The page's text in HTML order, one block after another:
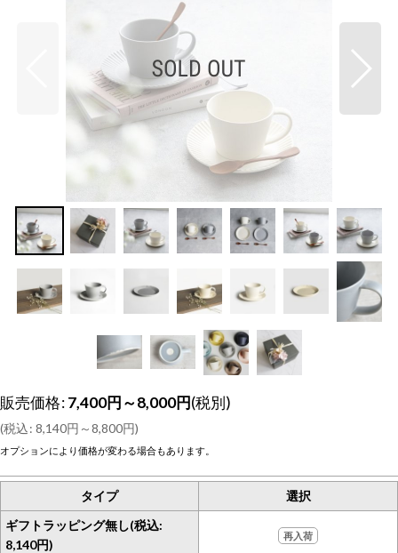
販売価格:7,400円～8,000円(税別)
(税込: 8,140円 ～8,800円)
オプションにより価格が変わる場合もあります。
タイプ
選択
ギフトラッピング無し(税込:
8,140円)
再入荷